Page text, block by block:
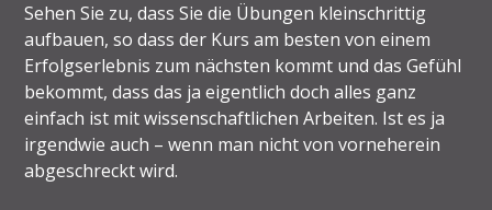
Sehen Sie zu, dass Sie die Übungen kleinschrittig
aufbauen, so dass der Kurs am besten von einem
Erfolgserlebnis zum nächsten kommt und das Gefühl
bekommt, dass das ja eigentlich doch alles ganz
einfach ist mit wissenschaftlichen Arbeiten. Ist es ja
irgendwie auch – wenn man nicht von vorneherein
abgeschreckt wird.